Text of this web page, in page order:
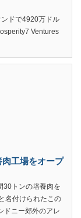
ドで4920万ドル
Ventures
工場をオープ
30トンの培養肉を
名付けられたこの
ドニー郊外のアレ